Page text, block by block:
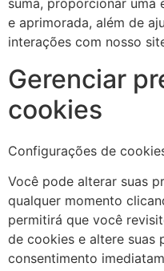
e aprimorada, além de
interações com nosso
Gerenciar
cookies
Configurações de
Você pode alterar suas
qualquer momento
permitirá que você
de cookies e altere suas
consentimento